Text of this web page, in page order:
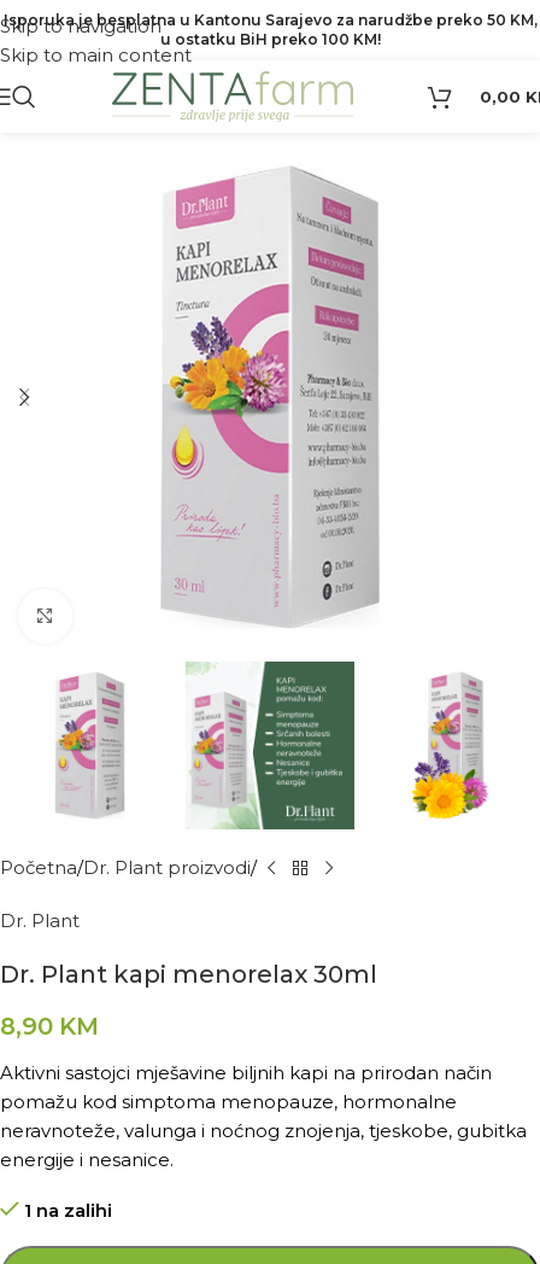
Skip to navigation
Skip to main content
Isporuka je besplatna u Kantonu Sarajevo za narudžbe preko 50 KM,
u ostatku BiH preko 100 KM!
0,00
Kliknite za povećanje
Početna Dr. Plant proizvodi
Dr. Plant
Dr. Plant kapi menorelax 30ml
8,90 KM
Aktivni sastojci mješavine biljnih kapi na prirodan način
pomažu kod simptoma menopauze, hormonalne
neravnoteže, valunga i noćnog znojenja, tjeskobe, gubitka
energije i nesanice.
1 na zalihi